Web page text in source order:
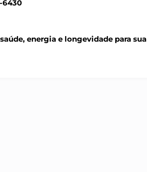
6430
energia e longevidade para sua